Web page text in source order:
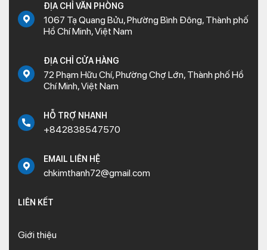
ĐỊA CHỈ VĂN PHÒNG
1067 Tạ Quang Bửu, Phường Bình Đông, Thành phố
Hồ Chí Minh, Việt Nam
ĐỊA CHỈ CỬA HÀNG
72 Phạm Hữu Chí, Phường Chợ Lớn, Thành phố Hồ
Chí Minh, Việt Nam
HỖ TRỢ NHANH
+842838547570
EMAIL LIÊN HỆ
chkimthanh72@gmail.com
LIÊN KẾT
Giới thiệu